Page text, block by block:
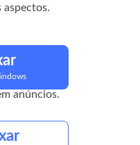
aspectos.
anúncios.